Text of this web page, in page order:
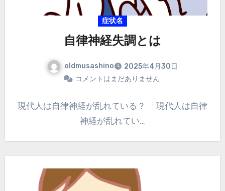
症状名
自律神経失調とは
oldmusashino
2025年4月30日
コメントはまだありません
現代人は自律神経が乱れている？ 「現代人は自律
神経が乱れてい…